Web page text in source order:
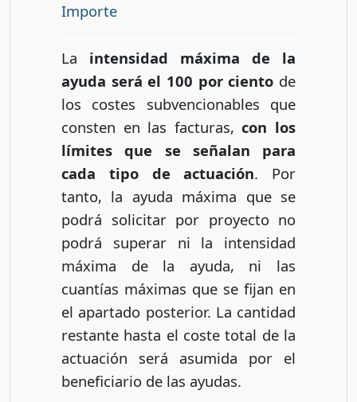
Importe
La intensidad máxima de la
ayuda será el 100 por ciento de
los costes subvencionables que
consten en las facturas,con los
límites que se señalan para
cada tipo de actuación. Por
tanto, la ayuda máxima que se
podrá solicitar por proyecto no
podrá superar ni la intensidad
máxima de la ayuda, ni las
cuantías máximas que se fijan en
el apartado posterior. La cantidad
restante hasta el coste total de la
actuación será asumida por el
beneficiario de las ayudas.